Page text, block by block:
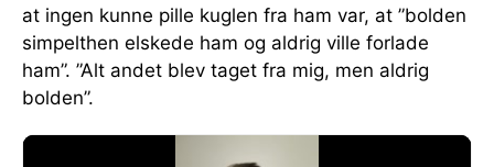
at ingen kunne pille kuglen fra ham var, at ”bolden
simpelthen elskede ham og aldrig ville forlade
ham”. ”Alt andet blev taget fra mig, men aldrig
bolden”.